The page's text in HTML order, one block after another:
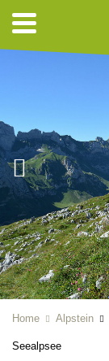
Home Alpstein
Seealpsee